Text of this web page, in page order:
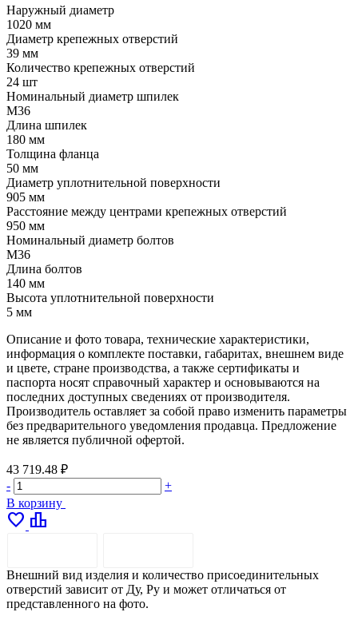
Наружный диаметр
1020 мм
Диаметр крепежных отверстий
39 мм
Количество крепежных отверстий
24 шт
Номинальный диаметр шпилек
М36
Длина шпилек
180 мм
Толщина фланца
50 мм
Диаметр уплотнительной поверхности
905 мм
Расстояние между центрами крепежных отверстий
950 мм
Номинальный диаметр болтов
М36
Длина болтов
140 мм
Высота уплотнительной поверхности
5 мм
Описание и фото товара, технические характеристики,
информация о комплекте поставки, габаритах, внешнем виде
и цвете, стране производства, а также сертификаты и
паспорта носят справочный характер и основываются на
последних доступных сведениях от производителя.
Производитель оставляет за собой право изменить параметры
без предварительного уведомления продавца. Предложение
не является публичной офертой.
43 719.48 ₽
-
+
В корзину
favorite leaderboard
Внешний вид изделия и количество присоединительных
отверстий зависит от Ду, Ру и может отличаться от
представленного на фото.